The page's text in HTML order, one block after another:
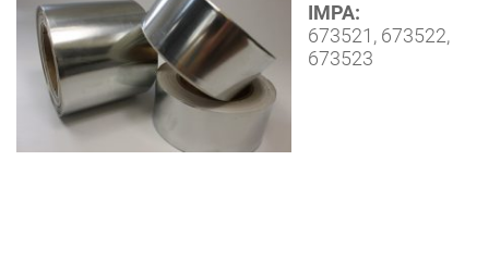
IMPA:
673521, 673522,
673523